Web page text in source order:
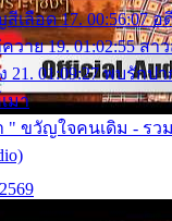
สีเลือด 17. 00:56:07
วาย 19. 01:02:55 สา
21. 01:09:27 พบรักป
มา
ขวัญใจคนเดิม - รวม